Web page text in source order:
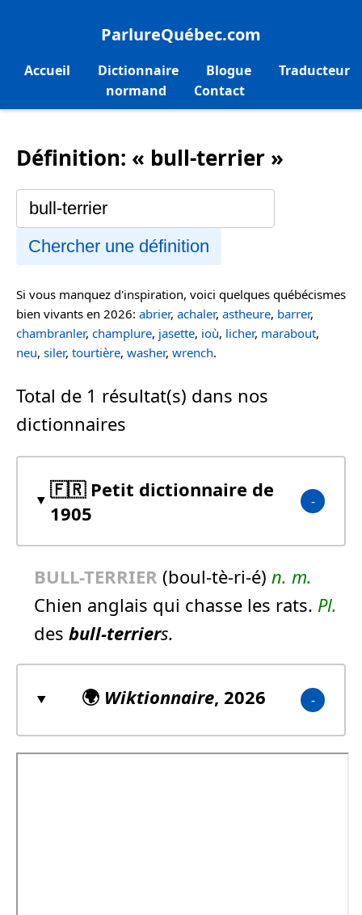
ParlureQuébec.com
Accueil Dictionnaire Blogue
Traducteur
normand
Contact
Définition: « bull-terrier »
Chercher une définition
Si vous manquez d'inspiration, voici quelques québécismes
bien vivants en 2026: abrier, achaler, astheure, barrer,
chambranler, champlure, jasette, ioù, licher, marabout,
neu, siler, tourtière, washer, wrench.
Total de 1 résultat(s) dans nos
dictionnaires
🇫🇷 Petit dictionnaire de
1905
BULL-TERRIER (boul-tè-ri-é) n. m.
Chien anglais qui chasse les rats. Pl.
des bull-terriers.
🌍 Wiktionnaire, 2026